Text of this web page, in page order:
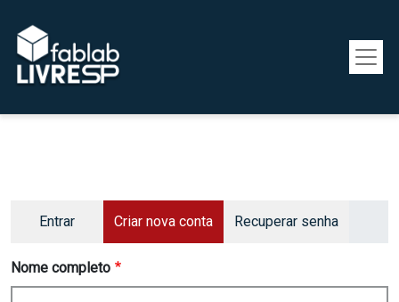
Primary tabs
Entrar Criar nova conta Recuperar senha
Nome completo